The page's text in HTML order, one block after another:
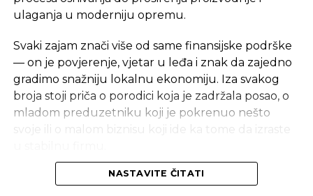
ulaganja u moderniju opremu.
Svaki zajam znači više od same finansijske podrške
— on je povjerenje, vjetar u leđa i znak da zajedno
gradimo snažniju lokalnu ekonomiju. Iza svakog
broja stoji priča o porodici koja je zadržala posao, o
mladom preduzetniku koji je pokrenuo nešto
svoje ili o malom biznisu koji ide ka tome da izraste
Iza svakog broja stoji stvarna priča — i stvarni ljudi
NASTAVITE ČITATI